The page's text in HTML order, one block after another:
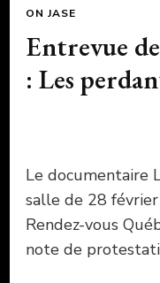
ON JASE
Entrevue
: Les
Le documentaire
salle de 28
Rendez-vous
note de